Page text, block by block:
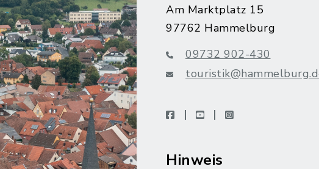
Am Marktplatz 15
97762 Hammelburg
09732 902-430
facebookyoutubeinstagram
Hinweis